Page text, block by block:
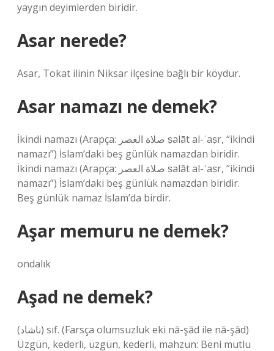
yaygın deyimlerden biridir.
Asar nerede?
Asar, Tokat ilinin Niksar ilçesine bağlı bir köydür.
Asar namazı ne demek?
İkindi namazı (Arapça: صلاة العصر ṣalāt al-ʿaṣr, “ikindi
namazı”) İslam’daki beş günlük namazdan biridir.
İkindi namazı (Arapça: صلاة العصر ṣalāt al-ʿaṣr, “ikindi
namazı”) İslam’daki beş günlük namazdan biridir.
Beş günlük namaz İslam’da birdir.
Aşar memuru ne demek?
ondalık
Aşad ne demek?
(ﻧﺎﺷﺎﺩ) sıf. (Farsça olumsuzluk eki nā-şād ile nā-şād)
Üzgün, kederli, üzgün, kederli, mahzun: Beni mutlu